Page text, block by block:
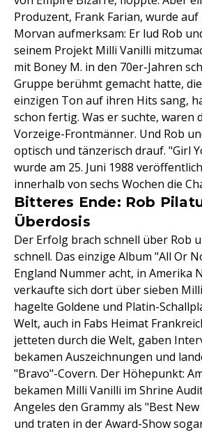
Produzent, Frank Farian, wurde
Morvan aufmerksam: Er lud Rob
seinem Projekt Milli Vanilli
mit Boney M. in den 70er-Jahren
Gruppe berühmt gemacht hatte,
einzigen Ton auf ihren Hits sang,
schon fertig. Was er suchte, waren
Vorzeige-Frontmänner. Und Rob
optisch und tänzerisch drauf. "Girl
wurde am 25. Juni 1988
innerhalb von sechs Wochen die
Bitteres Ende: Rob
Überdosis
Der Erfolg brach schnell über Rob
schnell. Das einzige Album "All Or
England Nummer acht, in Amerika
verkaufte sich dort über sieben
hagelte Goldene und Platin-
Welt, auch in Fabs Heimat
jetteten durch die Welt, gaben
bekamen Auszeichnungen und
"Bravo"-Covern. Der Höhepunkt:
bekamen Milli Vanilli im Shrine
Angeles den Grammy als "Best
und traten in der Award-Show